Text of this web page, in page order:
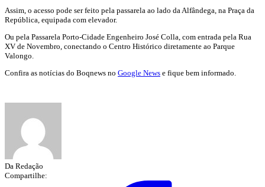
Assim, o acesso pode ser feito pela passarela ao lado da Alfândega, na Praça da
República, equipada com elevador.
Ou pela Passarela Porto-Cidade Engenheiro José Colla, com entrada pela Rua
XV de Novembro, conectando o Centro Histórico diretamente ao Parque
Valongo.
Confira as notícias do Boqnews no Google News e fique bem informado.
Da Redação
Compartilhe: